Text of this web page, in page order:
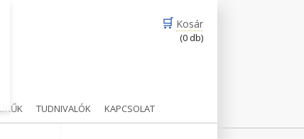
🛒 Kosár
(0 db)
TUDNIVALÓK KAPCSOLAT